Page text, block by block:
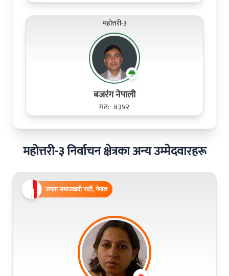
महोत्तरी-३
बजरंग नेपाली
मत:- ४३४२
महोत्तरी-३ निर्वाचन क्षेत्रका अन्य उम्मेदवारहरू
जनता समाजवादी पार्टी, नेपाल